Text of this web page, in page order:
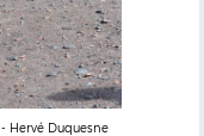
Hervé Duquesne